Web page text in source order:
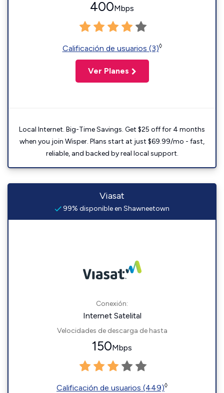
400Mbps
Calificación de usuarios (3)◊
Ver Planes
Local Internet. Big-Time Savings. Get $25 off for 4 months
when you join Wisper. Plans start at just $69.99/mo - fast,
reliable, and backed by real local support.
Viasat
99% disponible en Shawneetown
Conexión:
Internet Satelital
Velocidades de descarga de hasta
150Mbps
Calificación de usuarios (449)◊